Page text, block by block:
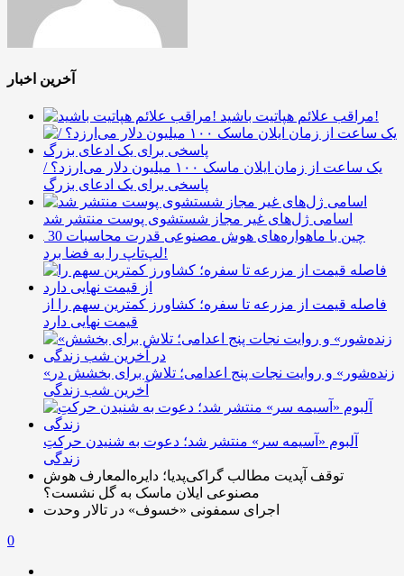
آخرین اخبار
مراقب علائم هپاتیت باشید!
یک ساعت از زمان ایلان ماسک ۱۰۰ میلیون دلار می‌ارزد؟ /
پاسخی برای یک ادعای بزرگ
اسامی ژل‌های غیر مجاز شستشوی پوست منتشر شد
چین با ماهواره‌های هوش مصنوعی قدرت محاسبات 30
لپ‌تاپ را به فضا برد!
فاصله قیمت از مزرعه تا سفره؛ کشاورز کمترین سهم را از
قیمت نهایی دارد
«زنده‌شور» و روایت نجات پنج اعدامی؛ تلاش برای بخشش در
آخرین شب زندگی
آلبوم «آسیمه سر» منتشر شد؛ دعوت به شنیدن حرکتِ
زندگی
توقف آپدیت مطالب گراکی‌پدیا؛ دایره‌المعارف هوش
مصنوعی ایلان ماسک به گل نشست؟
اجرای سمفونی «خسوف» در تالار وحدت
0